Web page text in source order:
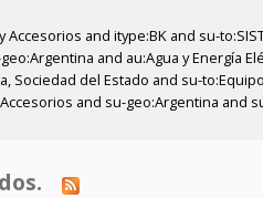
and itype:BK and su-
and au:Agua y Energía
Sociedad del Estado and su-
and su-geo:Argentina and